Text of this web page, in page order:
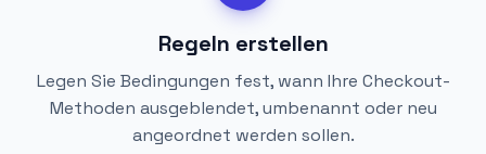
Regeln erstellen
Legen Sie Bedingungen fest, wann Ihre Checkout-
Methoden ausgeblendet, umbenannt oder neu
angeordnet werden sollen.